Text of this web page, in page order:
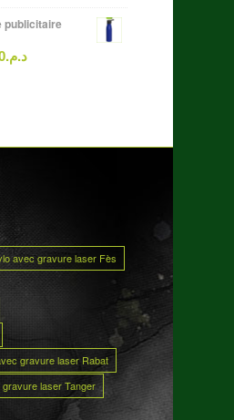
publicitaire
د.م.
avec gravure laser Fès
gravure laser Rabat
laser Tanger